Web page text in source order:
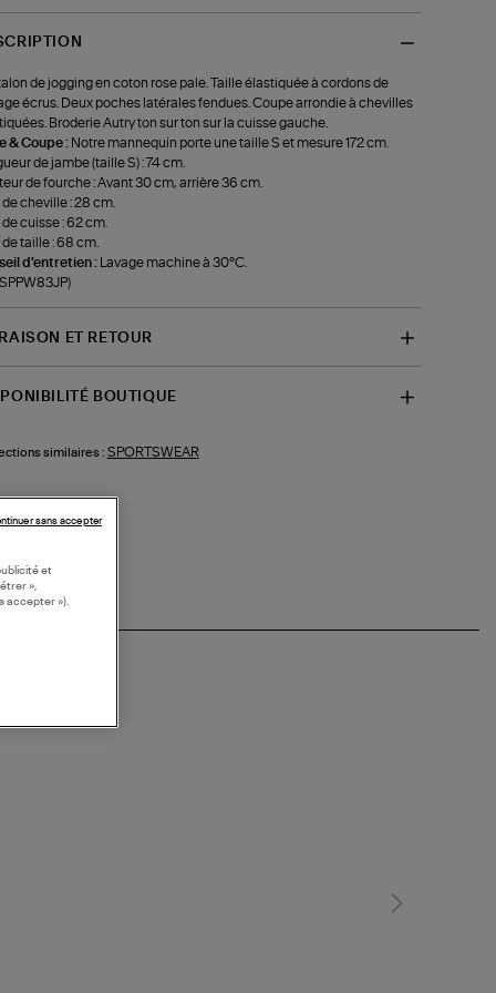
de jogging en coton rose pale. Taille élastiquée à cordons de
écrus. Deux poches latérales fendues. Coupe arrondie à chevilles
Broderie Autry ton sur ton sur la cuisse gauche.
& Coupe : Notre mannequin porte une taille S et mesure 172 cm.
de jambe (taille S) : 74 cm.
de fourche : Avant 30 cm, arrière 36 cm.
de cheville : 28 cm.
de cuisse : 62 cm.
de taille : 68 cm.
d'entretien :
Lavage machine à 30°C.
ET RETOUR
BOUTIQUE
similaires : SPORTSWEAR
et
»,
accepter »).
sans accepter